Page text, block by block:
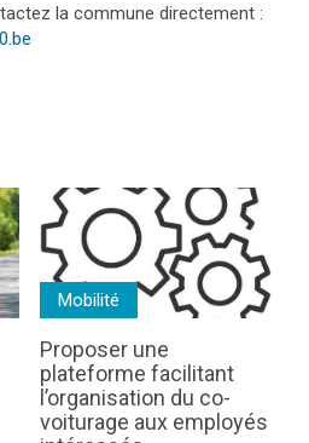
la commune directement :
Mobilité
Proposer une
plateforme facilitant
l’organisation du co-
voiturage aux employés